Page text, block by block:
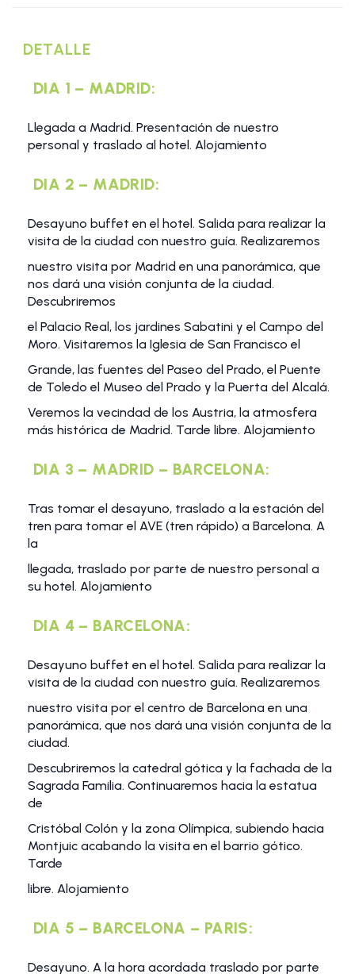
DETALLE
DIA 1 – MADRID:
Llegada a Madrid. Presentación de nuestro
personal y traslado al hotel. Alojamiento
DIA 2 – MADRID:
Desayuno buffet en el hotel. Salida para realizar la
visita de la ciudad con nuestro guía. Realizaremos
nuestro visita por Madrid en una panorámica, que
nos dará una visión conjunta de la ciudad.
Descubriremos
el Palacio Real, los jardines Sabatini y el Campo del
Moro. Visitaremos la Iglesia de San Francisco el
Grande, las fuentes del Paseo del Prado, el Puente
de Toledo el Museo del Prado y la Puerta del Alcalá.
Veremos la vecindad de los Austria, la atmosfera
más histórica de Madrid. Tarde libre. Alojamiento
DIA 3 – MADRID – BARCELONA:
Tras tomar el desayuno, traslado a la estación del
tren para tomar el AVE (tren rápido) a Barcelona. A
la
llegada, traslado por parte de nuestro personal a
su hotel. Alojamiento
DIA 4 – BARCELONA:
Desayuno buffet en el hotel. Salida para realizar la
visita de la ciudad con nuestro guía. Realizaremos
nuestro visita por el centro de Barcelona en una
panorámica, que nos dará una visión conjunta de la
ciudad.
Descubriremos la catedral gótica y la fachada de la
Sagrada Familia. Continuaremos hacia la estatua
de
Cristóbal Colón y la zona Olímpica, subiendo hacia
Montjuic acabando la visita en el barrio gótico.
Tarde
libre. Alojamiento
DIA 5 – BARCELONA – PARIS:
Desayuno. A la hora acordada traslado por parte